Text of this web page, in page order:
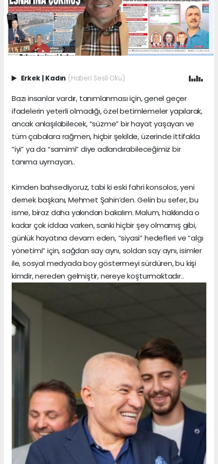
Erkek | Kadın (Haberi Sesli Oku)
Bazı insanlar vardır, tanımlanması için, genel geçer
ifadelerin yeterli olmadığı, özel betimlemeler yapılarak,
ancak anlaşılabilecek, “süzme” bir hayat yaşayan ve
tüm çabalara rağmen, hiçbir şekilde, üzerinde ittifakla
“iyi” ya da “samimi” diye adlandırabileceğimiz bir
tanıma uymayan..
Kimden bahsediyoruz, tabi ki eski fahri konsolos, yeni
dernek başkanı, Mehmet Şahin’den. Gelin bu sefer, bu
isme, biraz daha yakından bakalım. Malum, hakkında o
kadar çok iddaa varken, sanki hiçbir şey olmamış gibi,
günlük hayatına devam eden, “siyasi” hedefleri ve “algı
yönetimi” için, sağdan say aynı, soldan say aynı, isimler
ile, sosyal medyada boy göstermeyi sürdüren, bu kişi
kimdir, nereden gelmiştir, nereye koşturmaktadır..